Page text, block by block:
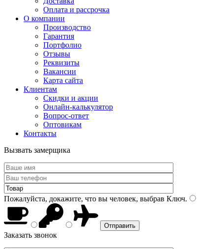
Оплата и рассрочка
О компании
Производство
Гарантия
Портфолио
Отзывы
Реквизиты
Вакансии
Карта сайта
Клиентам
Скидки и акции
Онлайн-калькулятор
Вопрос-ответ
Оптовикам
Контакты
Вызвать замерщика
Пожалуйста, докажите, что вы человек, выбрав Ключ.
Заказать звонок